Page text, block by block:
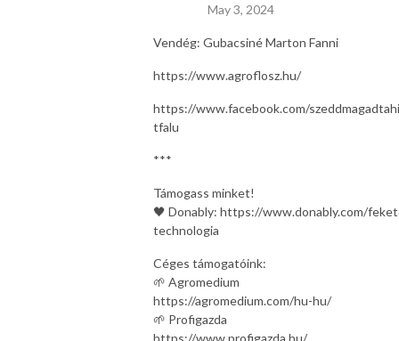
May 3, 2024
Vendég: Gubacsiné Marton Fanni
https://www.agroflosz.hu/
https://www.facebook.com/
tfalu
***
Támogass minket!
🖤 Donably: https://www.donably.com/
technologia
Céges támogatóink:
🌱 Agromedium
https://agromedium.com/hu-hu/
🌱 Profigazda
https://www.profigazda.hu/